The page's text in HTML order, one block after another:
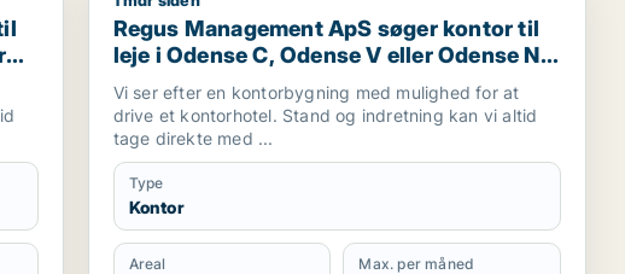
Regus Management ApS søger kontor til
leje i Odense C, Odense V eller Odense NV
m.fl.
Vi ser efter en kontorbygning med mulighed for at
drive et kontorhotel. Stand og indretning kan vi altid
tage direkte med ...
Type
Kontor
Areal Max. per måned